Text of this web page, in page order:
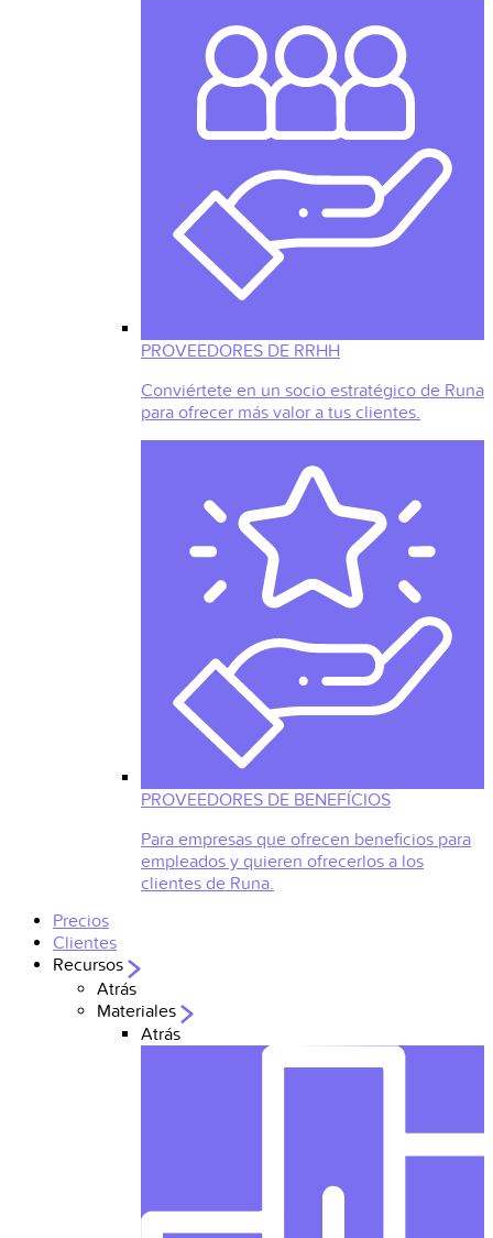
PROVEEDORES DE RRHH
Conviértete en un socio estratégico de Runa
para ofrecer más valor a tus clientes.
PROVEEDORES DE BENEFÍCIOS
Para empresas que ofrecen beneficios para
empleados y quieren ofrecerlos a los
clientes de Runa.
Precios
Clientes
Recursos
Atrás
Materiales
Atrás